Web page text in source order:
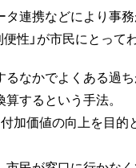
連携などにより事
利便性」が市民にと
るなかでよくある過
するという手法。
付加価値の向上を目